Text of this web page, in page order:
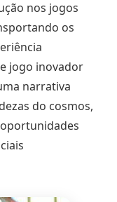
nos jogos
os
jogo inovador
narrativa
do cosmos,